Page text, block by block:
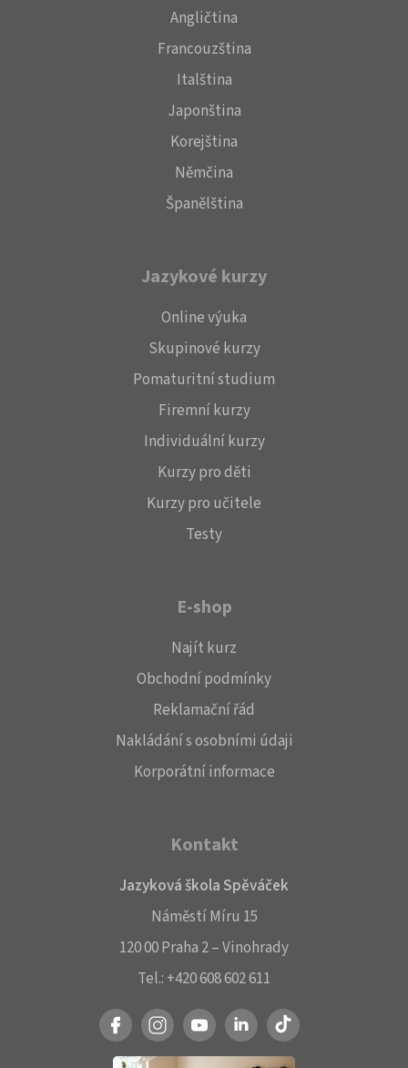
Angličtina
Francouzština
Italština
Japonština
Korejština
Němčina
Španělština
Jazykové kurzy
Online výuka
Skupinové kurzy
Pomaturitní studium
Firemní kurzy
Individuální kurzy
Kurzy pro děti
Kurzy pro učitele
Testy
E-shop
Najít kurz
Obchodní podmínky
Reklamační řád
Nakládání s osobními údaji
Korporátní informace
Kontakt
Jazyková škola Spěváček
Náměstí Míru 15
120 00 Praha 2 – Vinohrady
Tel.: +420 608 602 611